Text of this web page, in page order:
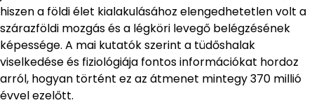
hiszen a földi élet kialakulásához elengedhetetlen volt a
szárazföldi mozgás és a légköri levegő belégzésének
képessége. A mai kutatók szerint a tüdőshalak
viselkedése és fiziológiája fontos információkat hordoz
arról, hogyan történt ez az átmenet mintegy 370 millió
évvel ezelőtt.